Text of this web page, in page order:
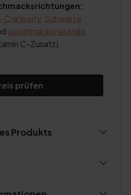
Cranberry, Schwarze
geschmacksneutrale
C-Zusatz)
prüfen
Produkts